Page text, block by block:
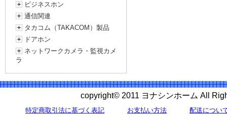
ビジネスホン
通信関連
タカコム（TAKACOM）製品
ドアホン
ネットワークカメラ・監視カメ
ラ
copyright© 2011 ヨナシンホーム All
特定商取引法に基づく表記 お支払い方法 配送につい